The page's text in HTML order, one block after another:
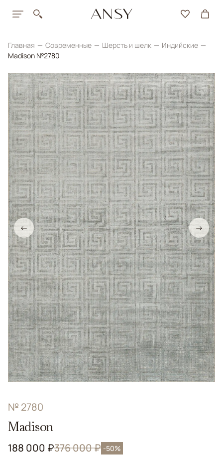
Главная Современные Шерсть и шелк
Индийские
Madison №2780
← →
№ 2780
Madison
188 000 ₽376 000 ₽ -50%